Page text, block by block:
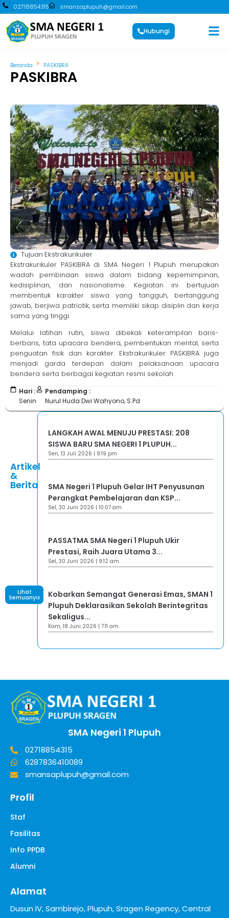
02718854315 smansaplupuh@gmail.com
Hubungi
Beranda PASKIBRA
PASKIBRA
Tujuan Ekstrakurikuler
Ekstrakurikuler PASKIBRA di SMA Negeri 1 Plupuh merupakan
wadah pembinaan siswa dalam bidang kepemimpinan,
kedisiplinan, dan nasionalisme. Kegiatan ini bertujuan
membentuk karakter siswa yang tangguh, bertanggung
jawab, berjiwa patriotik, serta memiliki sikap disiplin dan kerja
sama yang tinggi.
Melalui latihan rutin, siswa dibekali keterampilan baris-
berbaris, tata upacara bendera, pembentukan mental, serta
penguatan fisik dan karakter. Ekstrakurikuler PASKIBRA juga
menjadi garda terdepan dalam pelaksanaan upacara
bendera serta berbagai kegiatan resmi sekolah.
Hari :
Senin
Pendamping :
Nurul Huda Dwi Wahyono, S.Pd
Artikel
&
Berita
Lihat
Semuanya
LANGKAH AWAL MENUJU PRESTASI: 208
SISWA BARU SMA NEGERI 1 PLUPUH...
Sen, 13 Juli 2026 | 9:19 pm
SMA Negeri 1 Plupuh Gelar IHT Penyusunan
Perangkat Pembelajaran dan KSP...
Sel, 30 Juni 2026 | 10:07 am
PASSATMA SMA Negeri 1 Plupuh Ukir
Prestasi, Raih Juara Utama 3...
Sel, 30 Juni 2026 | 9:12 am
Kobarkan Semangat Generasi Emas, SMAN 1
Plupuh Deklarasikan Sekolah Berintegritas
Sekaligus...
Kam, 18 Juni 2026 | 7:11 am
SMA Negeri 1 Plupuh
02718854315
6287836410089
smansaplupuh@gmail.com
Profil
Staf
Fasilitas
Info PPDB
Alumni
Alamat
Dusun IV, Sambirejo, Plupuh, Sragen Regency, Central